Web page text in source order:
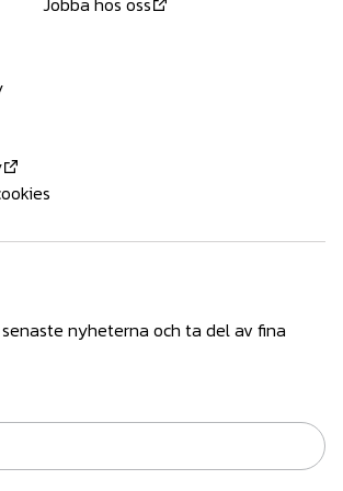
nyheterna och ta del av fina